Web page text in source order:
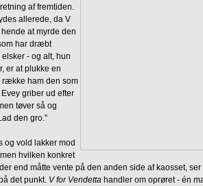
af fremtiden.
allerede, da V
at myrde den
har dræbt
- og alt, hun
er at plukke en
række ham den som
griber ud efter
tøver så og
den gro."
og vold lakker mod
hvilken konkret
end måtte vente på den anden side af kaosset,
det punkt. V for Vendetta handler om oprøret - én